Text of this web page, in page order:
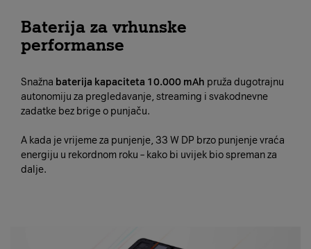
Baterija za vrhunske
performanse
Snažna baterija kapaciteta 10.000 mAh pruža dugotrajnu
autonomiju za pregledavanje, streaming i svakodnevne
zadatke bez brige o punjaču.
A kada je vrijeme za punjenje, 33 W DP brzo punjenje vraća
energiju u rekordnom roku – kako bi uvijek bio spreman za
dalje.